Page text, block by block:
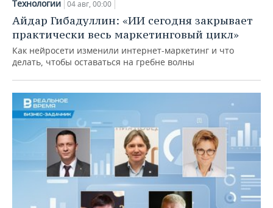
Технологии 04 авг, 00:00
Айдар Гибадуллин: «ИИ сегодня закрывает
практически весь маркетинговый цикл»
Как нейросети изменили интернет-маркетинг и что
делать, чтобы оставаться на гребне волны